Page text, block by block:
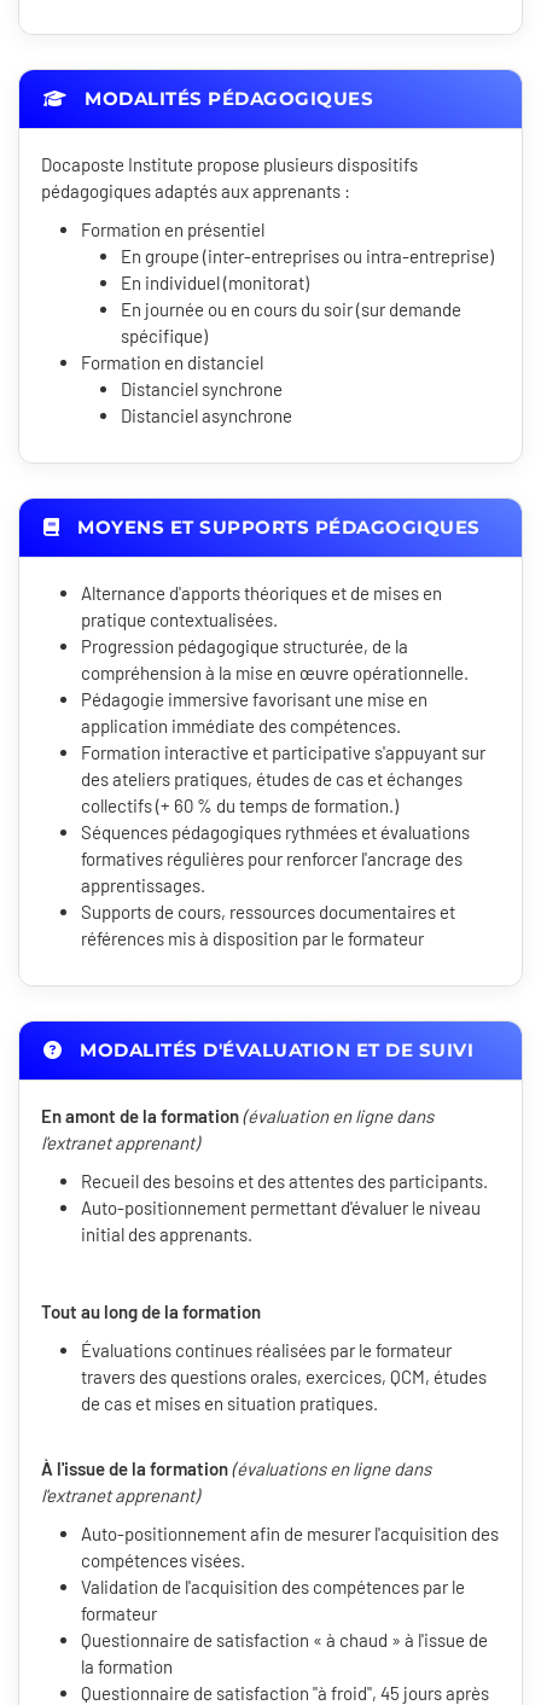
MODALITÉS PÉDAGOGIQUES
Docaposte Institute propose plusieurs dispositifs
pédagogiques adaptés aux apprenants :
Formation en présentiel
En groupe (inter-entreprises ou intra-entreprise)
En individuel (monitorat)
En journée ou en cours du soir (sur demande
spécifique)
Formation en distanciel
Distanciel synchrone
Distanciel asynchrone
MOYENS ET SUPPORTS PÉDAGOGIQUES
Alternance d'apports théoriques et de mises en
pratique contextualisées.
Progression pédagogique structurée, de la
compréhension à la mise en œuvre opérationnelle.
Pédagogie immersive favorisant une mise en
application immédiate des compétences.
Formation interactive et participative s'appuyant sur
des ateliers pratiques, études de cas et échanges
collectifs (+ 60 % du temps de formation.)
Séquences pédagogiques rythmées et évaluations
formatives régulières pour renforcer l'ancrage des
apprentissages.
Supports de cours, ressources documentaires et
références mis à disposition par le formateur
MODALITÉS D'ÉVALUATION ET DE SUIVI
En amont de la formation(évaluation en ligne dans
l'extranet apprenant)
Recueil des besoins et des attentes des participants.
Auto-positionnement permettant d'évaluer le niveau
initial des apprenants.
Tout au long de la formation
Évaluations continues réalisées par le formateur
travers des questions orales, exercices, QCM, études
de cas et mises en situation pratiques.
À l'issue de la formation(évaluations en ligne dans
l'extranet apprenant)
Auto-positionnement afin de mesurer l'acquisition des
compétences visées.
Validation de l'acquisition des compétences par le
formateur
Questionnaire de satisfaction « à chaud » à l'issue de
la formation
Questionnaire de satisfaction "à froid", 45 jours après